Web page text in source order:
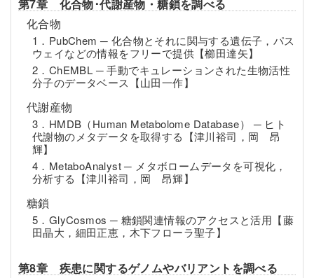
第7章 化合物･代謝産物・糖鎖を調べる
化合物
1．PubChem ─ 化合物とそれに関与する遺伝子，パス
ウェイなどの情報をフリーで提供【櫛田達矢】
2．ChEMBL ─ 手動でキュレーションされた生物活性
分子のデータベース【山田一作】
代謝産物
3．HMDB（Human Metabolome Database） ─ ヒト
代謝物のメタデータを取得する【津川裕司，岡 昂
輝】
4．MetaboAnalyst ─ メタボロームデータを可視化，
分析する【津川裕司，岡 昂輝】
糖鎖
5．GlyCosmos ─ 糖鎖関連情報のアクセスと活用【藤
田晶大，細田正恵，木下フローラ聖子】
第8章 疾患に関するゲノムやバリアントを調べる